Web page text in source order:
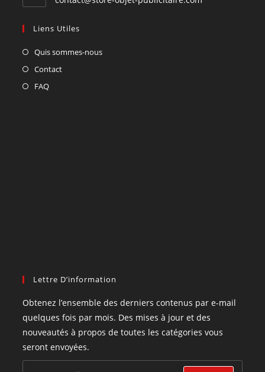
Liens Utiles
Quis sommes-nous
Contact
FAQ
Lettre D’information
Obtenez l’ensemble des derniers contenus par e-mail
quelques fois par mois. Des mises à jour et des
nouveautés à propos de toutes les catégories vous
seront envoyées.